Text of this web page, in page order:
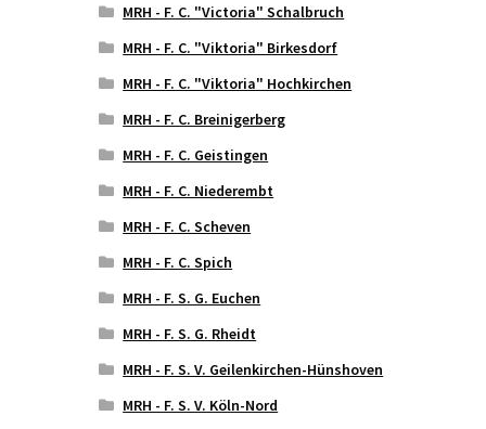
MRH - F. C. "Victoria" Schalbruch
MRH - F. C. "Viktoria" Birkesdorf
MRH - F. C. "Viktoria" Hochkirchen
MRH - F. C. Breinigerberg
MRH - F. C. Geistingen
MRH - F. C. Niederembt
MRH - F. C. Scheven
MRH - F. C. Spich
MRH - F. S. G. Euchen
MRH - F. S. G. Rheidt
MRH - F. S. V. Geilenkirchen-Hünshoven
MRH - F. S. V. Köln-Nord